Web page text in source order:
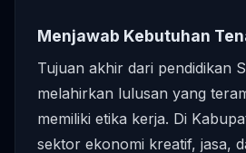
Menjawab Kebutuhan
Tujuan akhir dari pendidikan
melahirkan lulusan yang
memiliki etika kerja. Di
sektor ekonomi kreatif, jasa,